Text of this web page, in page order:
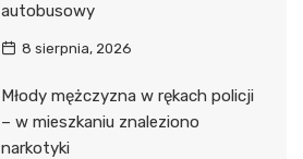
autobusowy
8 sierpnia, 2026
Młody mężczyzna w rękach policji
– w mieszkaniu znaleziono
narkotyki